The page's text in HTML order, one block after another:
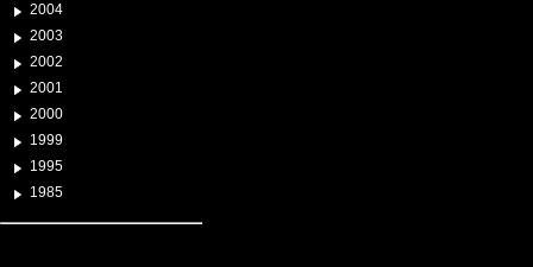
2004
2003
2002
2001
2000
1999
1995
1985